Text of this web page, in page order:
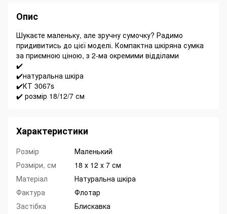
Опис
Шукаєте маленьку, але зручну сумочку? Радимо
придивитись до цієї моделі. Компактна шкіряна сумка
за приємною ціною, з 2-ма окремими відділами
✔️
✔️натуральна шкіра
✔️КТ 3067s
✔️ розмір 18/12/7 см
Характеристики
Розмір
Маленький
Розміри, см
18 х 12 х 7 см
Матеріал
Натуральна шкіра
Фактура
Флотар
Застібка
Блискавка